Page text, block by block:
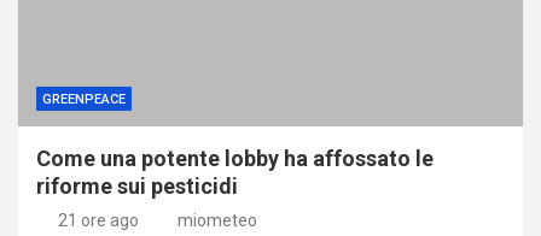
GREENPEACE
Come una potente lobby ha affossato le
riforme sui pesticidi
21 ore ago miometeo